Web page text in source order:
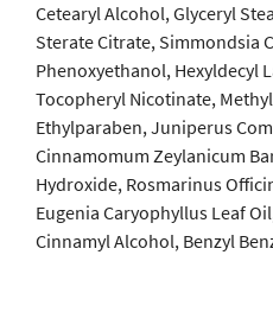
Cetearyl Alcohol, Glyceryl
Sterate Citrate, Simmondsia
Phenoxyethanol, Hexyldecyl
Tocopheryl Nicotinate,
Ethylparaben, Juniperus
Cinnamomum Zeylanicum
Hydroxide, Rosmarinus
Eugenia Caryophyllus Leaf
Cinnamyl Alcohol, Benzyl